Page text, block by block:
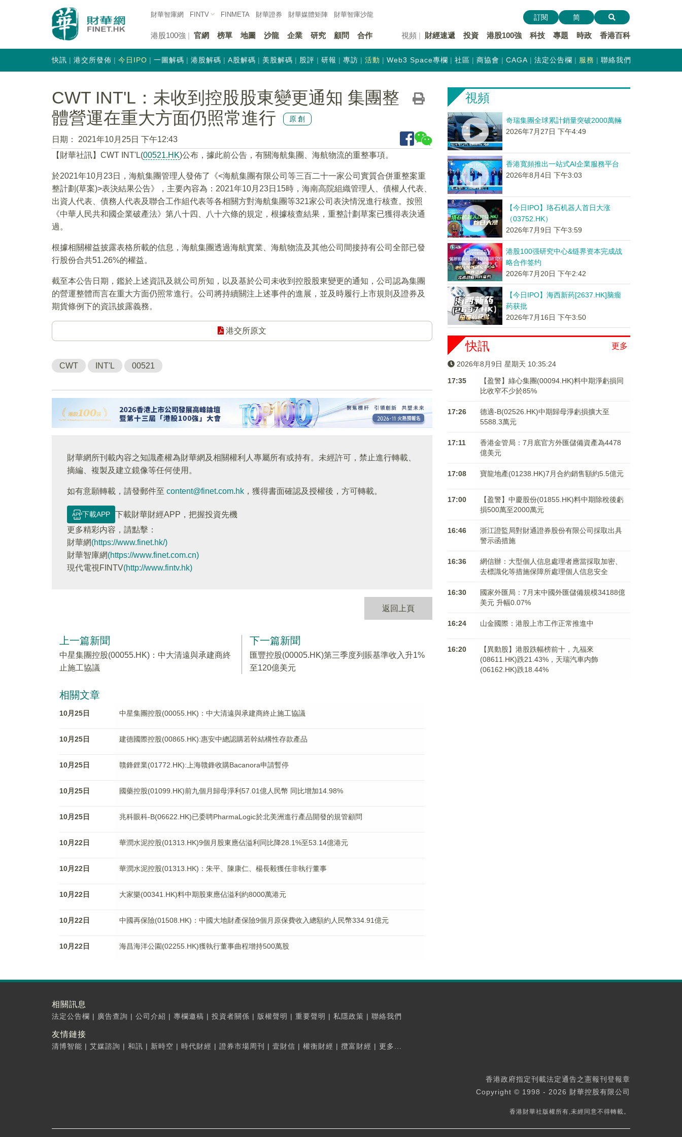
財華智庫網 FINTV FINMETA 財華證券 財華媒體矩陣 財華智庫沙龍
港股100強 官網 榜單 地圖 沙龍 企業 研究 顧問 合作 視頻 財經速遞 投資 港股100強 科技 專題 時政 香港百科
訂閱 简
快訊 港交所發佈 今日IPO 一圖解碼 港股解碼 A股解碼 美股解碼 股評 研報 專訪 活動 Web3 Space專欄 社區 商協會 CAGA 法定公告欄 服務 聯絡我們
CWT INT'L：未收到控股股東變更通知 集團整
體營運在重大方面仍照常進行
原創
日期：
2021年10月25日 下午12:43
【財華社訊】CWT INT'L(00521.HK)公布，據此前公告，有關海航集團、海航物流的重整事項。
於2021年10月23日，海航集團管理人發佈了《<海航集團有限公司等三百二十一家公司實質合併重整案重
整計劃(草案)>表決結果公告》，主要內容為：2021年10月23日15時，海南高院組織管理人、債權人代表、
出資人代表、債務人代表及聯合工作組代表等各相關方對海航集團等321家公司表決情況進行核查。按照
《中華人民共和國企業破產法》第八十四、八十六條的規定，根據核查結果，重整計劃草案已獲得表決通
過。
根據相關權益披露表格所載的信息，海航集團透過海航實業、海航物流及其他公司間接持有公司全部已發
行股份合共51.26%的權益。
截至本公告日期，鑑於上述資訊及就公司所知，以及基於公司未收到控股股東變更的通知，公司認為集團
的營運整體而言在重大方面仍照常進行。公司將持續關注上述事件的進展，並及時履行上市規則及證券及
期貨條例下的資訊披露義務。
港交所原文
CWT INT'L 00521
財華網所刊載內容之知識產權為財華網及相關權利人專屬所有或持有。未經許可，禁止進行轉載、
摘編、複製及建立鏡像等任何使用。
如有意願轉載，請發郵件至 content@finet.com.hk ，獲得書面確認及授權後，方可轉載。
下載APP
下載財華財經APP，把握投資先機
更多精彩内容，請點擊：
財華網(https://www.finet.hk/)
財華智庫網(https://www.finet.com.cn)
現代電視FINTV(http://www.fintv.hk)
返回上頁
上一篇新聞
中星集團控股(00055.HK)：中大清遠與承建商終
止施工協議
下一篇新聞
匯豐控股(00005.HK)第三季度列賬基準收入升1%
至120億美元
相關文章
10月25日 中星集團控股(00055.HK)：中大清遠與承建商終止施工協議
10月25日 建德國際控股(00865.HK):惠安中總認購若幹結構性存款產品
10月25日 贛鋒鋰業(01772.HK):上海贛鋒收購Bacanora申請暫停
10月25日 國藥控股(01099.HK)前九個月歸母淨利57.01億人民幣 同比增加14.98%
10月25日 兆科眼科-B(06622.HK)已委聘PharmaLogic於北美洲進行產品開發的規管顧問
10月22日 華潤水泥控股(01313.HK)9個月股東應佔溢利同比降28.1%至53.14億港元
10月22日 華潤水泥控股(01313.HK)：朱平、陳康仁、楊長毅獲任非執行董事
10月22日 大家樂(00341.HK)料中期股東應佔溢利約8000萬港元
10月22日 中國再保險(01508.HK)：中國大地財產保險9個月原保費收入總額約人民幣334.91億元
10月22日 海昌海洋公園(02255.HK)獲執行董事曲程增持500萬股
視頻
奇瑞集團全球累計銷量突破2000萬輛
2026年7月27日 下午4:49
香港寬頻推出一站式AI企業服務平台
2026年8月4日 下午3:03
【今日IPO】珞石机器人首日大涨
（03752.HK）
2026年7月9日 下午3:59
港股100强研究中心&链界资本完成战
略合作签约
2026年7月20日 下午2:42
【今日IPO】海西新药[2637.HK]脑瘤
药获批
2026年7月16日 下午3:50
更多
快訊
2026年8月9日 星期天 10:35:24
17:35
【盈警】綠心集團(00094.HK)料中期淨虧損同
比收窄不少於85%
17:26
德適-B(02526.HK)中期歸母淨虧損擴大至
5588.3萬元
17:11
香港金管局：7月底官方外匯儲備資產為4478
億美元
17:08 寶龍地產(01238.HK)7月合約銷售額約5.5億元
17:00
【盈警】中慶股份(01855.HK)料中期除稅後虧
損500萬至2000萬元
16:46
浙江證監局對財通證券股份有限公司採取出具
警示函措施
16:36
網信辦：大型個人信息處理者應當採取加密、
去標識化等措施保障所處理個人信息安全
16:30
國家外匯局：7月末中國外匯儲備規模34188億
美元 升幅0.07%
16:24 山金國際：港股上市工作正常推進中
16:20
【異動股】港股跌幅榜前十，九福來
(08611.HK)跌21.43%，天瑞汽車内飾
(06162.HK)跌18.44%
相關訊息
法定公告欄 | 廣告查詢 | 公司介紹 | 專欄邀稿 | 投資者關係 | 版權聲明 | 重要聲明 | 私隱政策 | 聯絡我們
友情鏈接
清博智能 | 艾媒諮詢 | 和訊 | 新時空 | 時代財經 | 證券市場周刊 | 壹財信 | 權衡財經 | 攬富財經 | 更多...
香港政府指定刊載法定通告之憲報刊登報章
Copyright © 1998 - 2026 財華控股有限公司
香港財華社版權所有,未經同意不得轉載。